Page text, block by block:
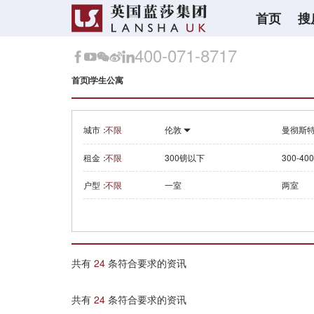
首页
400-071-8717
首页学生公寓
城市：不限 伦敦 曼彻斯
租金：不限 300镑以下 300-
户型：不限 一室 两室
共有 24 条符合要求的资讯
共有 24 条符合要求的资讯